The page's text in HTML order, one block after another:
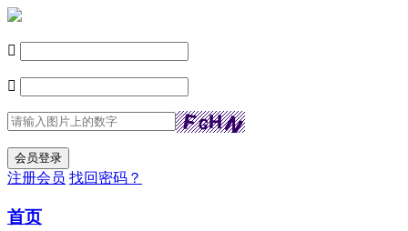


注册会员 找回密码？
首页